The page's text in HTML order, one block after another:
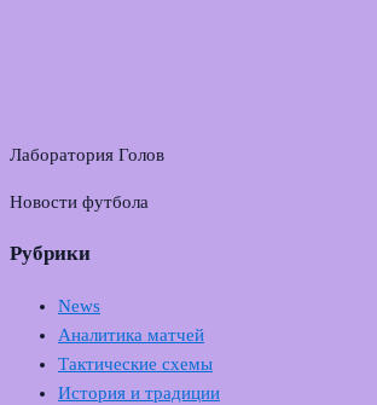
Лаборатория Голов
Новости футбола
Рубрики
News
Аналитика матчей
Тактические схемы
История и традиции